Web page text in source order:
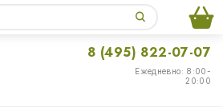
Ежедневно: 8:00-
20:00
8 (495) 822-07-07